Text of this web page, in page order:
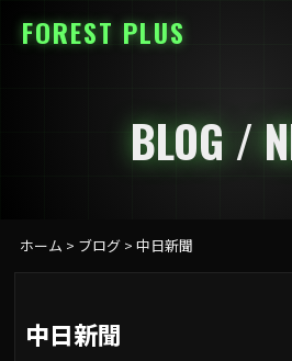
FOREST PLUS
BLOG /
ホーム > ブログ> 中日新聞
中日新聞